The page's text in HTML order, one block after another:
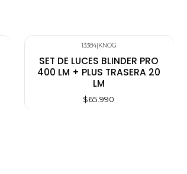
13384| KNOG
SET DE LUCES BLINDER PRO
400 LM + PLUS TRASERA 20
LM
$65.990